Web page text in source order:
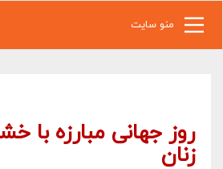
منو سایت
روز جهانی مبارزه با
زنان